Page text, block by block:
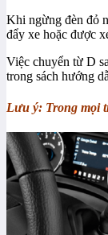
Khi ngừng đèn đỏ
đẩy xe hoặc được
Việc chuyển từ D
trong sách hướng
Lưu ý: Trong mọi